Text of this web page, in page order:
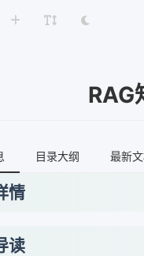
RAG
目录大纲 最新
情
读